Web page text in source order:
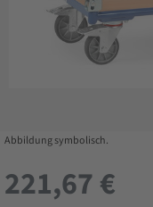
Abbildung symbolisch.
221,67 €